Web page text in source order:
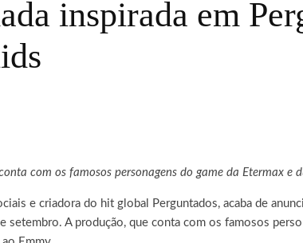
inspirada em
com os famosos personagens do game da Etermax e
e criadora do hit global Perguntados, acaba de
setembro. A produção, que conta com os famosos